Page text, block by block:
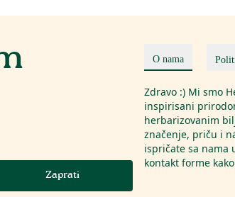
Zaprati
O nama
Zdravo :) Mi smo
inspirisani
herbarizovanim
značenje, priču i
ispričate sa nama
kontakt forme